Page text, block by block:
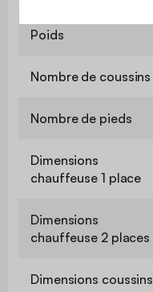
Poids
Nombre de coussins
Nombre de pieds
Dimensions
chauffeuse 1 place
Dimensions
chauffeuse 2 places
Dimensions coussins